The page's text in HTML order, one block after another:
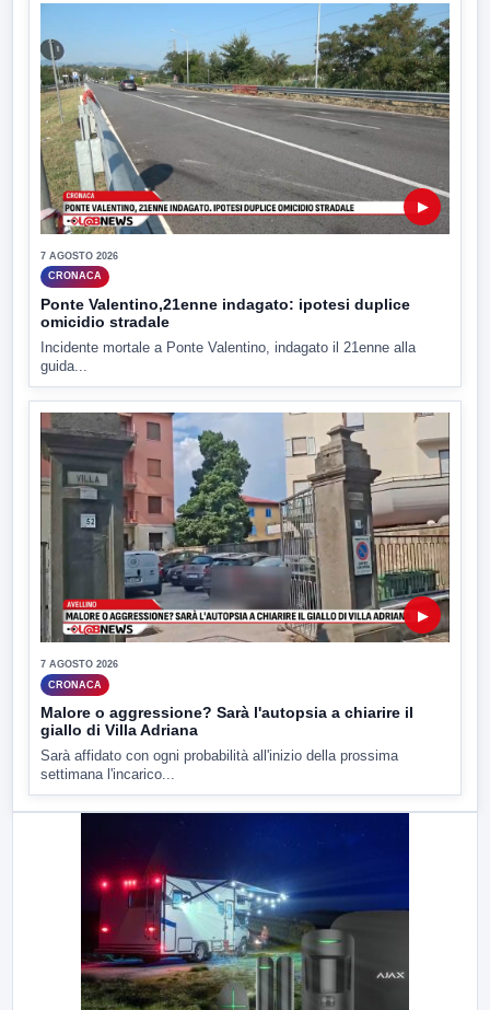
▶
7 AGOSTO 2026
CRONACA
Ponte Valentino,21enne indagato: ipotesi duplice
omicidio stradale
Incidente mortale a Ponte Valentino, indagato il 21enne alla
guida...
▶
7 AGOSTO 2026
CRONACA
Malore o aggressione? Sarà l'autopsia a chiarire il
giallo di Villa Adriana
Sarà affidato con ogni probabilità all'inizio della prossima
settimana l'incarico...